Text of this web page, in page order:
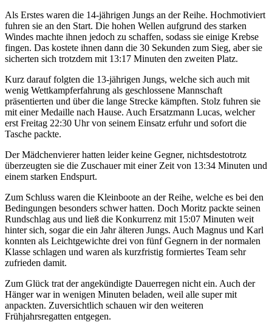
Als Erstes waren die 14-jährigen Jungs an der Reihe. Hochmotiviert
fuhren sie an den Start. Die hohen Wellen aufgrund des starken
Windes machte ihnen jedoch zu schaffen, sodass sie einige Krebse
fingen. Das kostete ihnen dann die 30 Sekunden zum Sieg, aber sie
sicherten sich trotzdem mit 13:17 Minuten den zweiten Platz.
Kurz darauf folgten die 13-jährigen Jungs, welche sich auch mit
wenig Wettkampferfahrung als geschlossene Mannschaft
präsentierten und über die lange Strecke kämpften. Stolz fuhren sie
mit einer Medaille nach Hause. Auch Ersatzmann Lucas, welcher
erst Freitag 22:30 Uhr von seinem Einsatz erfuhr und sofort die
Tasche packte.
Der Mädchenvierer hatten leider keine Gegner, nichtsdestotrotz
überzeugten sie die Zuschauer mit einer Zeit von 13:34 Minuten und
einem starken Endspurt.
Zum Schluss waren die Kleinboote an der Reihe, welche es bei den
Bedingungen besonders schwer hatten. Doch Moritz packte seinen
Rundschlag aus und ließ die Konkurrenz mit 15:07 Minuten weit
hinter sich, sogar die ein Jahr älteren Jungs. Auch Magnus und Karl
konnten als Leichtgewichte drei von fünf Gegnern in der normalen
Klasse schlagen und waren als kurzfristig formiertes Team sehr
zufrieden damit.
Zum Glück trat der angekündigte Dauerregen nicht ein. Auch der
Hänger war in wenigen Minuten beladen, weil alle super mit
anpackten. Zuversichtlich schauen wir den weiteren
Frühjahrsregatten entgegen.